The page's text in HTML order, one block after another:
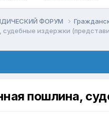
ФОРУМ
судебные издержки
пошлина,